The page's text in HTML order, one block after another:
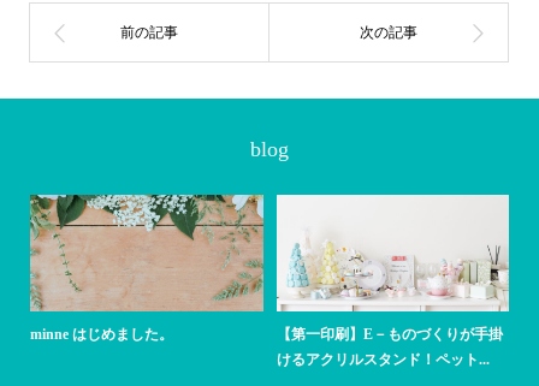
blog
minne はじめました。
【第一印刷】E－ものづくりが手掛
けるアクリルスタンド！ペット...